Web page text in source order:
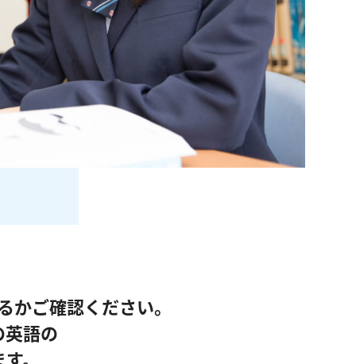
ご確認ください。
語の
。